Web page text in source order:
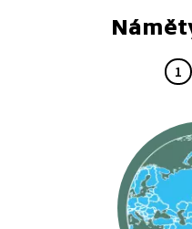
1